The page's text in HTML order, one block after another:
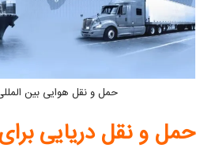
حمل و نقل هوایی بین
حمل و نقل دریایی برای